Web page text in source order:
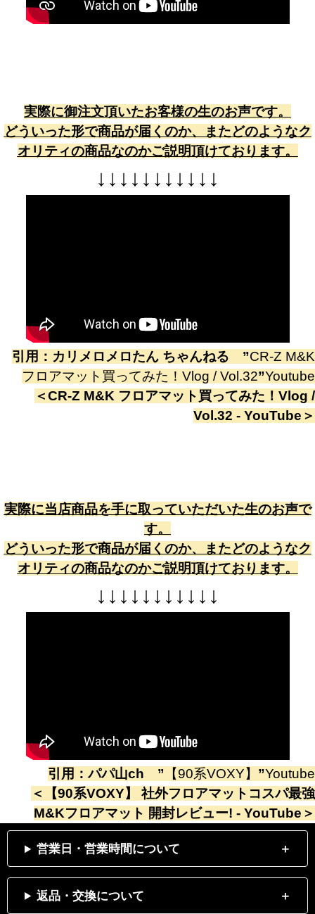
実際に御注文頂いたお客様の生のお声です。
どういった形で商品が届くのか、またどのようなク
オリティの商品なのかご説明頂けております。
↓ ↓ ↓ ↓ ↓ ↓ ↓ ↓ ↓ ↓ ↓
引用： カリメロメロたん ちゃんねる ”CR-Z M&K
フロアマット買ってみた！Vlog / Vol.32”Youtube
＜CR-Z M&K フロアマット買ってみた！Vlog /
Vol.32 - YouTube ＞
実際に当店商品を手に取っていただいた生のお声で
す。
どういった形で商品が届くのか、またどのようなク
オリティの商品なのかご説明頂けております。
↓ ↓ ↓ ↓ ↓ ↓ ↓ ↓ ↓ ↓ ↓
引用：パパ山ch ” 【90系VOXY】 ”Youtube
＜
【90系VOXY】 社外フロアマットコスパ最強
M&Kフロアマット 開封レビュー! - YouTube ＞
営業日・営業時間について
返品・交換について